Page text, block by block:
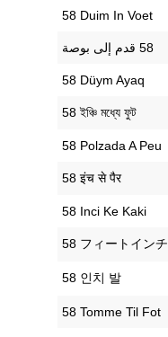
‎58 Duim In Voet
‎58 Düym Ayaq
‎58 ইঞ্চি মধ্যে ফুট
‎58 Polzada A Peu
‎58 इंच से पैर
‎58 Inci Ke Kaki
‎58 フィートインチ
‎58 인치 발
‎58 Tomme Til Fot